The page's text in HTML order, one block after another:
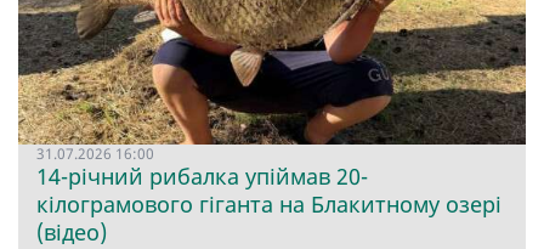
31.07.2026 16:00
14-річний рибалка упіймав 20-
кілограмового гіганта на Блакитному озері
(відео)